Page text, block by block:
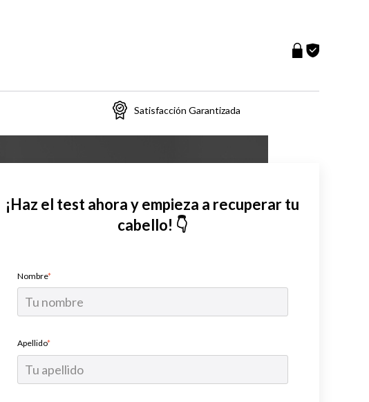
Satisfacción Garantizada
¡Haz el test ahora y empieza a recuperar tu
cabello! 👇
Nombre*
Apellido*